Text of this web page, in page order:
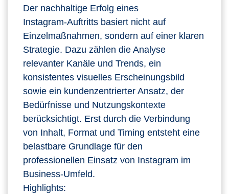
Der nachhaltige Erfolg eines
Instagram‑Auftritts basiert nicht auf
Einzelmaßnahmen, sondern auf einer klaren
Strategie. Dazu zählen die Analyse
relevanter Kanäle und Trends, ein
konsistentes visuelles Erscheinungsbild
sowie ein kundenzentrierter Ansatz, der
Bedürfnisse und Nutzungskontexte
berücksichtigt. Erst durch die Verbindung
von Inhalt, Format und Timing entsteht eine
belastbare Grundlage für den
professionellen Einsatz von Instagram im
Business‑Umfeld.
Highlights: